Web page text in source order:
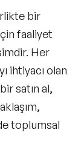
bir
faaliyet
Her
ihtiyacı olan
satın al,
toplumsal